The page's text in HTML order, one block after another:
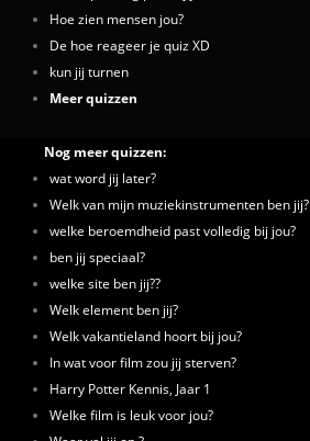
Hoe zien mensen jou?
De hoe reageer je quiz XD
kun jij turnen
Meer quizzen
Nog meer quizzen:
wat word jij later?
Welk van mijn muziekinstrumenten ben jij?
welke beroemdheid past volledig bij jou?
ben jij speciaal?
welke site ben jij??
Welk element ben jij?
Welk vakantieland hoort bij jou?
In wat voor film zou jij sterven?
Harry Potter Kennis, Jaar 1
Welke film is leuk voor jou?